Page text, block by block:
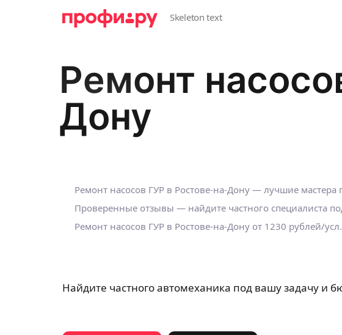
Ремонт
Дону
Ремонт насосов ГУР в Ростове-на-Дону — лучшие
Проверенные отзывы — найдите частного специалиста
Ремонт насосов ГУР в Ростове-на-Дону от 1230 рублей/усл.
Найдите частного автомеханика под вашу задачу и